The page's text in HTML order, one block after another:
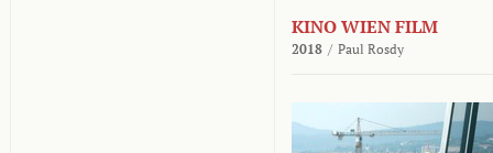
KINO WIEN FILM
2018 / Paul Rosdy